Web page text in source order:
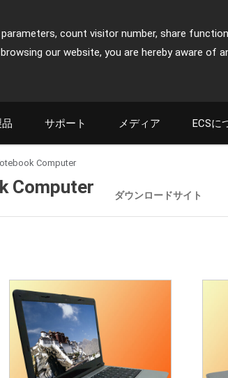
count visitor number, share
our website, you are hereby aware of
サポート メディア ECSに
Computer
Computer ダウンロードサイト